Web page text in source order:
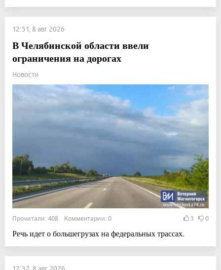
12:51, 8 авг 2026
В Челябинской области ввели
ограничения на дорогах
Новости
Прочитали: 408 Комментарии: 0 3 0
Речь идет о большегрузах на федеральных трассах.
12:32, 8 авг 2026